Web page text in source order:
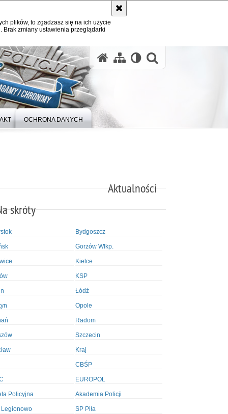
plików, to zgadzasz się na ich użycie
zmiany ustawienia przeglądarki
OCHRONA DANYCH
Aktualności
skróty
Bydgoszcz
Gorzów Wlkp.
Kielce
KSP
Łódź
Opole
Radom
Szczecin
Kraj
CBŚP
EUROPOL
Policyjna Akademia Policji
Legionowo SP Piła